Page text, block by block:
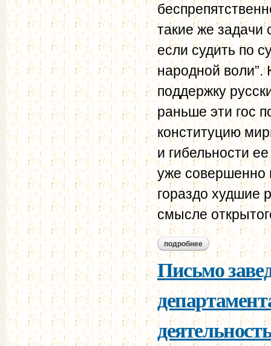
такие же задачи
если судить по
народной
поддержку
раньше эти гос
конституцию
и гибельности
уже совершенно
гораздо худшие
смысле
подробнее о докладная
департамента
петербурге
Письмо